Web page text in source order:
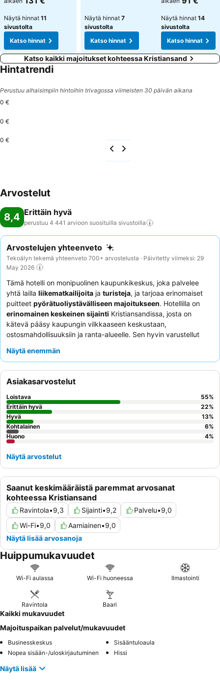
Näytä hinnat 11
sivustolta
Katso hinnat
Näytä hinnat 7
sivustolta
Katso hinnat
Näytä hinnat 14
sivustolta
Katso hinnat
Katso kaikki majoitukset kohteessa Kristiansand
Hintatrendi
Perustuu alhaisimpiin hintoihin trivagossa viimeisten 30 päivän aikana
0 €
0 €
0 €
Arvostelut
8,4 Erittäin hyvä
perustuu 4 441 arvioon suosituilla sivustoilla
Arvostelujen yhteenveto
Tekoälyn tekemä yhteenveto 700+ arvostelusta · Päivitetty viimeksi: 29
May 2026
Tämä hotelli on monipuolinen kaupunkikeskus, joka palvelee
yhtä lailla liikematkailijoita ja turisteja, ja tarjoaa erinomaiset
puitteet pyörätuoliystävälliseen majoitukseen. Hotellilla on
erinomainen keskeinen sijainti Kristiansandissa, josta on
kätevä pääsy kaupungin vilkkaaseen keskustaan,
ostosmahdollisuuksiin ja ranta-alueelle. Sen hyvin varustellut
ammatillisiin tarpeisiin. Asiakkaat kehuvat jatkuvasti
buffetaamiaista
kylmiä ruokia. Rauhallisempaa oleskelua varten asiakkaiden
kannattaa pyytää huonetta, joka ei ole kadun puolella, jotta
mahdollinen melu ulkopuolisesta yöelämästä minimoituu.
Näytä enemmän
Saanut keskimääräistä paremmat arvosanat
kohteessa Kristiansand
Ravintola•9,3 Sijainti•9,2 Palvelu•9,0
Wi-Fi•9,0 Aamiainen•9,0
Näytä lisää arvosanoja
Asiakasarvostelut
Loistava 55%
Erittäin hyvä
22%
Hyvä
13%
Kohtalainen
6%
Huono
4%
Näytä arvostelut
Huippumukavuudet
Wi-Fi aulassa Wi-Fi huoneessa Ilmastointi
Ravintola Baari
Kaikki mukavuudet
Majoituspaikan palvelut/mukavuudet
Businesskeskus
Sisääntuloaula
Nopea sisään-/uloskirjautuminen
Hissi
Näytä lisää